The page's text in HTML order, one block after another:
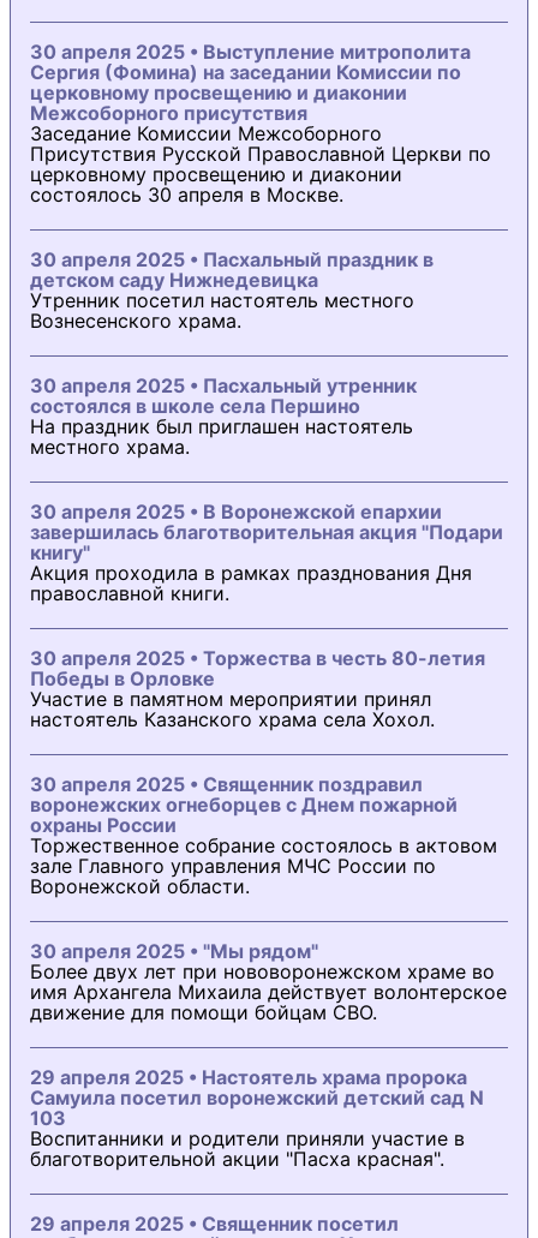
30 апреля 2025 • Выступление митрополита
Сергия (Фомина) на заседании Комиссии по
церковному просвещению и диаконии
Межсоборного присутствия
Заседание Комиссии Межсоборного
Присутствия Русской Православной Церкви по
церковному просвещению и диаконии
состоялось 30 апреля в Москве.
30 апреля 2025 • Пасхальный праздник в
детском саду Нижнедевицка
Утренник посетил настоятель местного
Вознесенского храма.
30 апреля 2025 • Пасхальный утренник
состоялся в школе села Першино
На праздник был приглашен настоятель
местного храма.
30 апреля 2025 • В Воронежской епархии
завершилась благотворительная акция "Подари
книгу"
Акция проходила в рамках празднования Дня
православной книги.
30 апреля 2025 • Торжества в честь 80-летия
Победы в Орловке
Участие в памятном мероприятии принял
настоятель Казанского храма села Хохол.
30 апреля 2025 • Священник поздравил
воронежских огнеборцев с Днем пожарной
охраны России
Торжественное собрание состоялось в актовом
зале Главного управления МЧС России по
Воронежской области.
30 апреля 2025 • "Мы рядом"
Более двух лет при нововоронежском храме во
имя Архангела Михаила действует волонтерское
движение для помощи бойцам СВО.
29 апреля 2025 • Настоятель храма пророка
Самуила посетил воронежский детский сад N
103
Воспитанники и родители приняли участие в
благотворительной акции "Пасха красная".
29 апреля 2025 • Священник посетил